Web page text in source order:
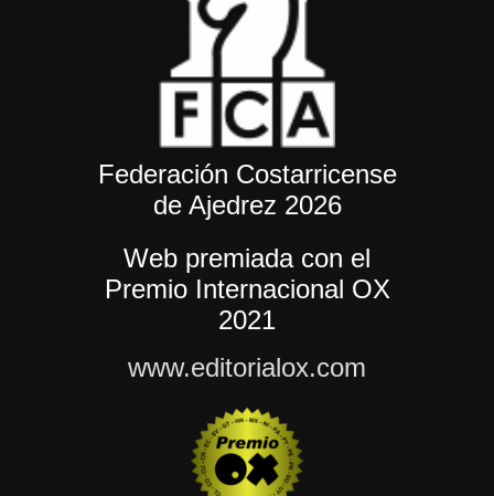
Federación Costarricense
de Ajedrez 2026
Web premiada con el
Premio Internacional OX
2021
www.editorialox.com